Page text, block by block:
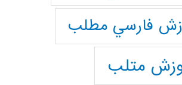
فارسي مطلب
متلب